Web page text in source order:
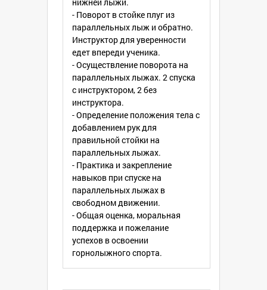
- Поворот в стойке плуг из
параллельных лыж и обратно.
Инструктор для уверенности
едет впереди ученика.
- Осуществление поворота на
параллельных лыжах. 2 спуска
с инструктором, 2 без
инструктора.
- Определение положения тела с
добавлением рук для
правильной стойки на
параллельных лыжах.
- Практика и закрепление
навыков при спуске на
параллельных лыжах в
свободном движении.
- Общая оценка, моральная
поддержка и пожелание
успехов в освоении
горнолыжного спорта.